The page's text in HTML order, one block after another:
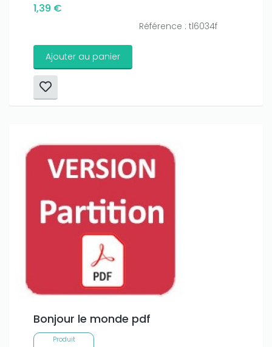
1,39 €
Référence : tl6034f
Ajouter au panier
Bonjour le monde pdf
Produit
Joo casino
amount on your credits!